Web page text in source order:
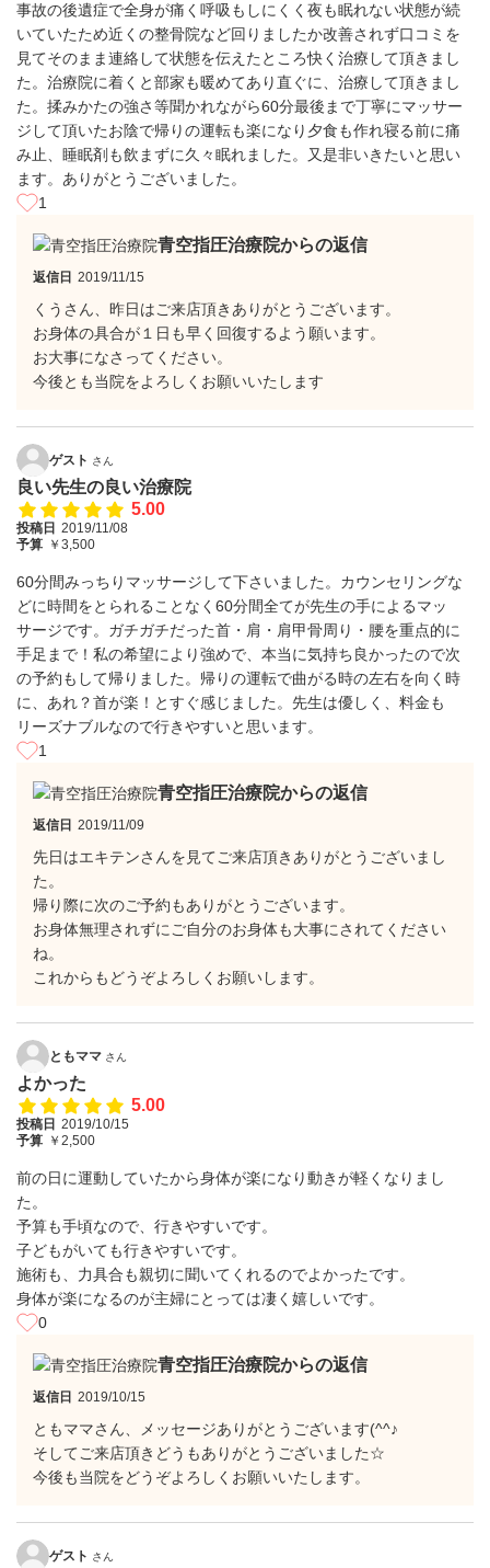
事故の後遺症で全身が痛く呼吸もしにくく夜も眠れない状態が続
いていたため近くの整骨院など回りましたか改善されず口コミを
見てそのまま連絡して状態を伝えたところ快く治療して頂きまし
た。治療院に着くと部家も暖めてあり直ぐに、治療して頂きまし
た。揉みかたの強さ等聞かれながら60分最後まで丁寧にマッサー
ジして頂いたお陰で帰りの運転も楽になり夕食も作れ寝る前に痛
み止、睡眠剤も飲まずに久々眠れました。又是非いきたいと思い
ます。ありがとうございました。
1
青空指圧治療院からの返信
返信日 2019/11/15
くうさん、昨日はご来店頂きありがとうございます。
お身体の具合が１日も早く回復するよう願います。
お大事になさってください。
今後とも当院をよろしくお願いいたします
ゲスト さん
良い先生の良い治療院
5.00
投稿日 2019/11/08
予算 ￥3,500
60分間みっちりマッサージして下さいました。カウンセリングな
どに時間をとられることなく60分間全てが先生の手によるマッ
サージです。ガチガチだった首・肩・肩甲骨周り・腰を重点的に
手足まで！私の希望により強めで、本当に気持ち良かったので次
の予約もして帰りました。帰りの運転で曲がる時の左右を向く時
に、あれ？首が楽！とすぐ感じました。先生は優しく、料金も
リーズナブルなので行きやすいと思います。
1
青空指圧治療院からの返信
返信日 2019/11/09
先日はエキテンさんを見てご来店頂きありがとうございまし
た。
帰り際に次のご予約もありがとうございます。
お身体無理されずにご自分のお身体も大事にされてください
ね。
これからもどうぞよろしくお願いします。
ともママ さん
よかった
5.00
投稿日 2019/10/15
予算 ￥2,500
前の日に運動していたから身体が楽になり動きが軽くなりまし
た。
予算も手頃なので、行きやすいです。
子どもがいても行きやすいです。
施術も、力具合も親切に聞いてくれるのでよかったです。
身体が楽になるのが主婦にとっては凄く嬉しいです。
0
青空指圧治療院からの返信
返信日 2019/10/15
ともママさん、メッセージありがとうございます(^^♪
そしてご来店頂きどうもありがとうございました☆
今後も当院をどうぞよろしくお願いいたします。
ゲスト さん